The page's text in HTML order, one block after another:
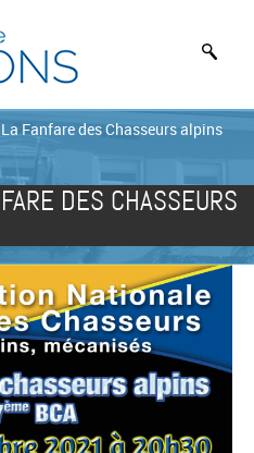
Fanfare des Chasseurs alpins
DES CHASSEURS